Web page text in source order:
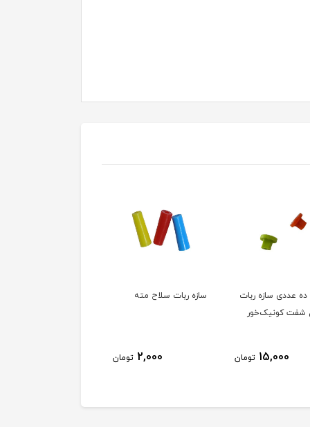
سلاح مته
2,000 تومان
سازه ربات بست موتور
5,000 تومان